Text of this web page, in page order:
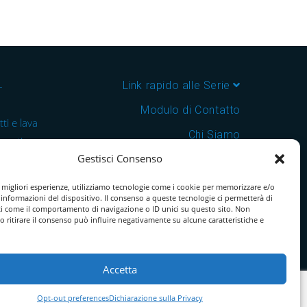
Gestisci Consenso
esperienze, utilizziamo tecnologie come i cookie per memorizzare e/o
informazioni del dispositivo. Il consenso a queste tecnologie ci permetterà di
come il comportamento di navigazione o ID unici su questo sito. Non
ritirare il consenso può influire negativamente su alcune caratteristiche e
Accetta
Opt-out preferencesDichiarazione sulla Privacy
e lava
e
in
Link rapido alle Serie
Modulo di Contatto
Chi Siamo
Download Catalogo PDF
Cookie Policy